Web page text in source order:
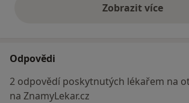
Zobrazit více
výše
Odpovědi
2 odpovědí poskytnutých lékařem na
na ZnamyLekar.cz